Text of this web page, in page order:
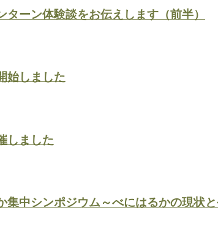
ーン体験談をお伝えします（前半）
始しました
しました
集中シンポジウム～べにはるかの現状